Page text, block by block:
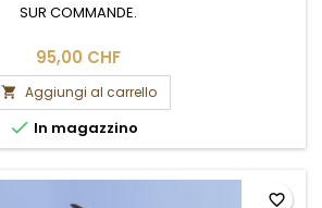
SUR COMMANDE.
95,00 CHF
 Aggiungi al carrello
 In magazzino
favorite_border